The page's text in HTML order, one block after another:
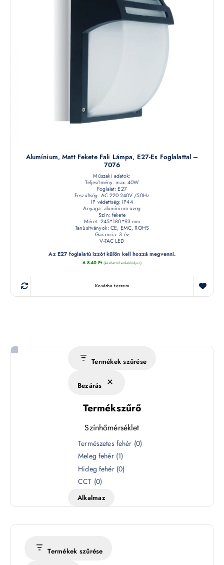
Alumínium, Matt Fekete Fali Lámpa, E27-Es Foglalattal –
7076
Műszaki adatok:
Teljesítmény: max. 40W
Foglalat: E27
Feszültség: AC 220-240V /50Hz
IP védettség: IP44
Anyaga: alumínium üveg
Szín: fekete
Méret: 245*180*93 mm
Tanúsítványok: CE, EMC, ROHS
Garancia: 3 év
V-TAC LED
Az E27 foglalatú izzót külön kell hozzá megvenni.
6 840 Ft (készletről érdeklődjön)
Kosárba teszem
Termékek szűrése
Bezárás
Termékszűrő
Színhőmérséklet
é
s
Természetes fehér (0)
Meleg fehér (1)
Hideg fehér (0)
CCT (0)
Alkalmaz
Termékek szűrése